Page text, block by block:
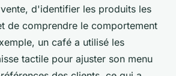
d'identifier les produits les
de comprendre le comportement
un café a utilisé les
tactile pour ajuster son menu